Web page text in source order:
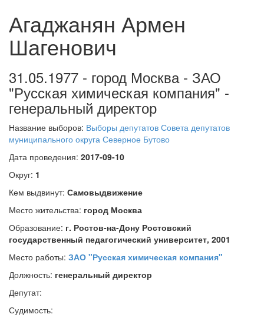
Агаджанян Армен
Шагенович
31.05.1977 - город Москва - ЗАО
"Русская химическая компания" -
генеральный директор
Название выборов: Выборы депутатов Совета депутатов
муниципального округа Северное Бутово
Дата проведения: 2017-09-10
Округ: 1
Кем выдвинут: Самовыдвижение
Место жительства: город Москва
Образование: г. Ростов-на-Дону Ростовский
государственный педагогический университет, 2001
Место работы: ЗАО "Русская химическая компания"
Должность: генеральный директор
Депутат:
Судимость: